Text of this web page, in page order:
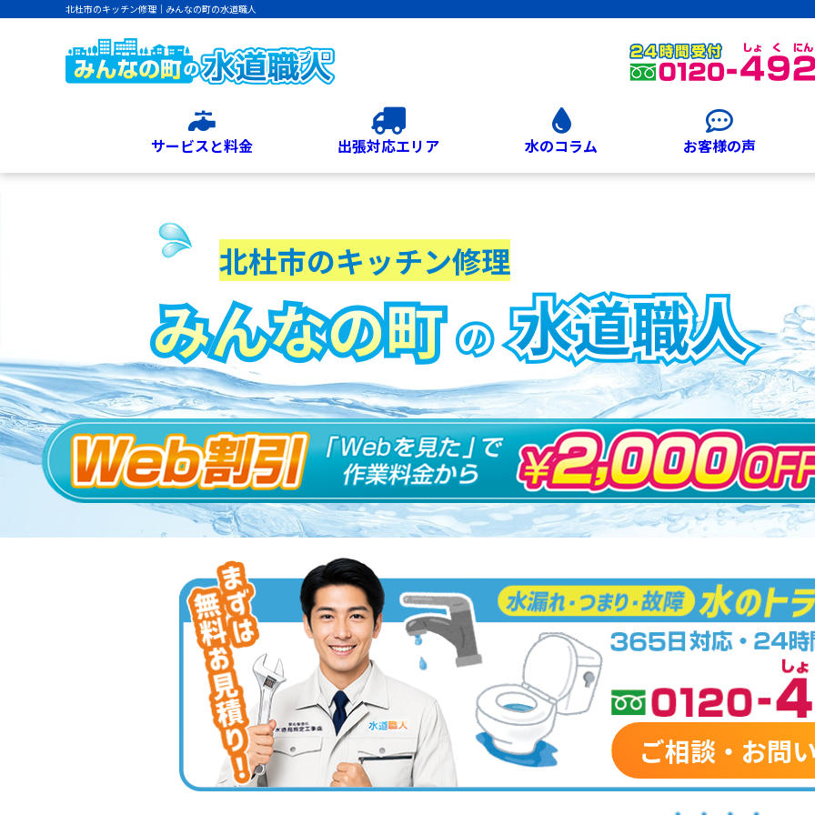
北杜市のキッチン修理｜みんなの町の水道職人
サービスと料金 出張対応エリア 水のコラム お客様の声
北杜市のキッチン修理
ご相談・お問